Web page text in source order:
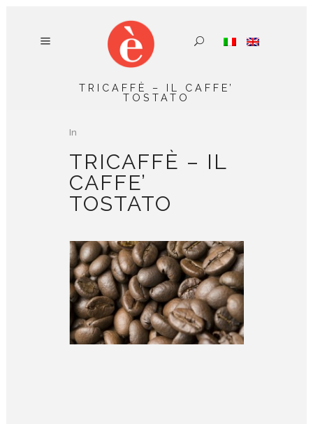
TRICAFFÈ – IL CAFFE’
TOSTATO
In
TRICAFFÈ – IL
CAFFE’
TOSTATO